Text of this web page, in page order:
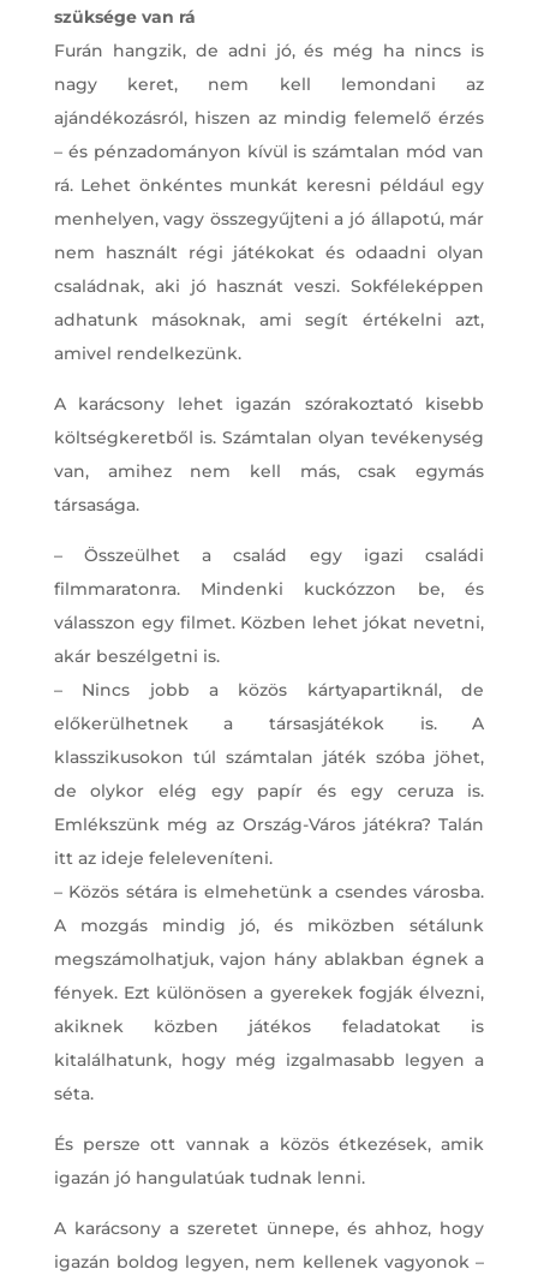
szüksége van rá
Furán hangzik, de adni jó, és még ha nincs is
nagy keret, nem kell lemondani az
ajándékozásról, hiszen az mindig felemelő érzés
– és pénzadományon kívül is számtalan mód van
rá. Lehet önkéntes munkát keresni például egy
menhelyen, vagy összegyűjteni a jó állapotú, már
nem használt régi játékokat és odaadni olyan
családnak, aki jó hasznát veszi. Sokféleképpen
adhatunk másoknak, ami segít értékelni azt,
amivel rendelkezünk.
A karácsony lehet igazán szórakoztató kisebb
költségkeretből is. Számtalan olyan tevékenység
van, amihez nem kell más, csak egymás
társasága.
– Összeülhet a család egy igazi családi
filmmaratonra. Mindenki kuckózzon be, és
válasszon egy filmet. Közben lehet jókat nevetni,
akár beszélgetni is.
– Nincs jobb a közös kártyapartiknál, de
előkerülhetnek a társasjátékok is. A
klasszikusokon túl számtalan játék szóba jöhet,
de olykor elég egy papír és egy ceruza is.
Emlékszünk még az Ország-Város játékra? Talán
itt az ideje feleleveníteni.
– Közös sétára is elmehetünk a csendes városba.
A mozgás mindig jó, és miközben sétálunk
megszámolhatjuk, vajon hány ablakban égnek a
fények. Ezt különösen a gyerekek fogják élvezni,
akiknek közben játékos feladatokat is
kitalálhatunk, hogy még izgalmasabb legyen a
séta.
És persze ott vannak a közös étkezések, amik
igazán jó hangulatúak tudnak lenni.
A karácsony a szeretet ünnepe, és ahhoz, hogy
igazán boldog legyen, nem kellenek vagyonok –